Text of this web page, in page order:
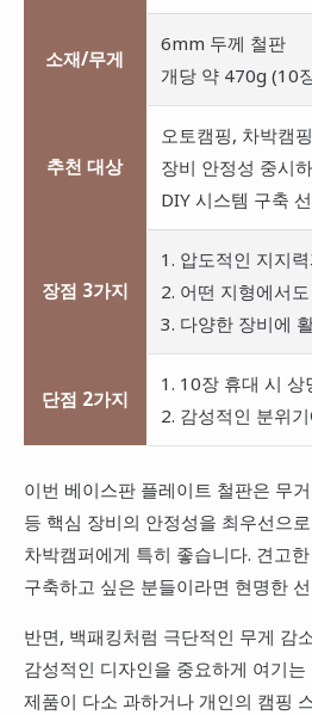
소재/무게
6mm 두께 철판
개당 약 470g (10
추천 대상
오토캠핑, 차박캠핑
장비 안정성 중시
DIY 시스템 구축
장점 3가지
1. 압도적인 지지
2. 어떤 지형에서
3. 다양한 장비에
단점 2가지
1. 10장 휴대 시 상
2. 감성적인 분위
이번 베이스판 플레이트 철판은 무
등 핵심 장비의 안정성을 최우선으
차박캠퍼에게 특히 좋습니다. 견고
구축하고 싶은 분들이라면 현명한
반면, 백패킹처럼 극단적인 무게 감
감성적인 디자인을 중요하게 여기
제품이 다소 과하거나 개인의 캠핑